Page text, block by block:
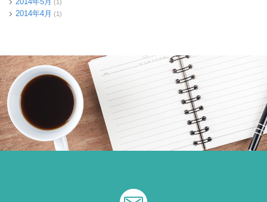
(1)
2014年4月 (1)